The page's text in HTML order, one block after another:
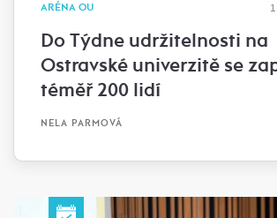
ARÉNA OU
Do Týdne udržitelnosti na
Ostravské univerzitě se
téměř 200 lidí
NELA PARMOVÁ